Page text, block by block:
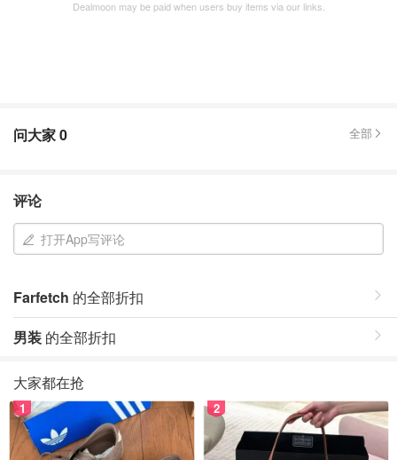
Dealmoon may be paid when users buy items via our links.
问大家0 全部
评论
打开App写评论
Farfetch 的全部折扣
男装 的全部折扣
大家都在抢
1 2